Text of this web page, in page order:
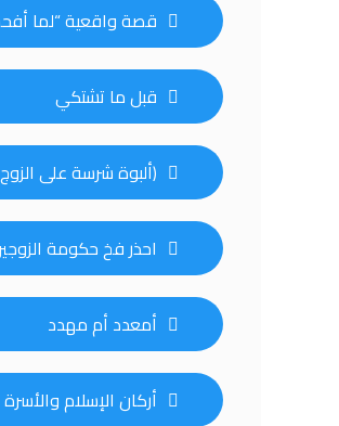
قصة واقعية “لما
قبل ما تشتكي
(ألبوة شرسة على
احذر فخ حكومة
أمعدد أم مهدد
أركان الإسلام والأسرة (5) الحجّ والأسرة أفي الحجّ ” فَاضْرِبُوهُنَّ ضَرْبًا غَيْرَ مُبَرِّحٍ ” الجزء